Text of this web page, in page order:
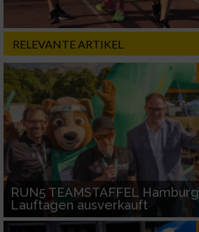
RELEVANTE ARTIKEL
RUN5 TEAMSTAFFEL
Lauftagen ausverkauft
Erstellung von Profilen zur
von Inhalten
Verwendung von Profilen zur Auswahl
personalisierter Inhalte
Messung der Werbeleistung
Messung der Performance von
Analyse von Zielgruppen durch
oder Kombinationen von Daten aus
verschiedenen Quellen